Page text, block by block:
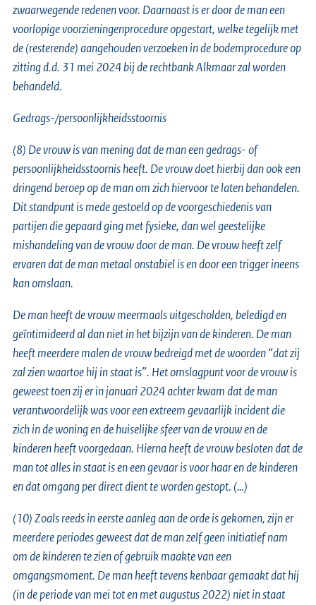
zwaarwegende redenen voor. Daarnaast is er door de man een
voorlopige voorzieningenprocedure opgestart, welke tegelijk met
de (resterende) aangehouden verzoeken in de bodemprocedure op
zitting d.d. 31 mei 2024 bij de rechtbank Alkmaar zal worden
behandeld.
Gedrags-/persoonlijkheidsstoornis
(8) De vrouw is van mening dat de man een gedrags- of
persoonlijkheidsstoornis heeft. De vrouw doet hierbij dan ook een
dringend beroep op de man om zich hiervoor te laten behandelen.
Dit standpunt is mede gestoeld op de voorgeschiedenis van
partijen die gepaard ging met fysieke, dan wel geestelijke
mishandeling van de vrouw door de man. De vrouw heeft zelf
ervaren dat de man metaal onstabiel is en door een trigger ineens
kan omslaan.
De man heeft de vrouw meermaals uitgescholden, beledigd en
geïntimideerd al dan niet in het bijzijn van de kinderen. De man
heeft meerdere malen de vrouw bedreigd met de woorden “dat zij
zal zien waartoe hij in staat is”. Het omslagpunt voor de vrouw is
geweest toen zij er in januari 2024 achter kwam dat de man
verantwoordelijk was voor een extreem gevaarlijk incident die
zich in de woning en de huiselijke sfeer van de vrouw en de
kinderen heeft voorgedaan. Hierna heeft de vrouw besloten dat de
man tot alles in staat is en een gevaar is voor haar en de kinderen
en dat omgang per direct dient te worden gestopt. (…)
(10) Zoals reeds in eerste aanleg aan de orde is gekomen, zijn er
meerdere periodes geweest dat de man zelf geen initiatief nam
om de kinderen te zien of gebruik maakte van een
omgangsmoment. De man heeft tevens kenbaar gemaakt dat hij
(in de periode van mei tot en met augustus 2022) niet in staat